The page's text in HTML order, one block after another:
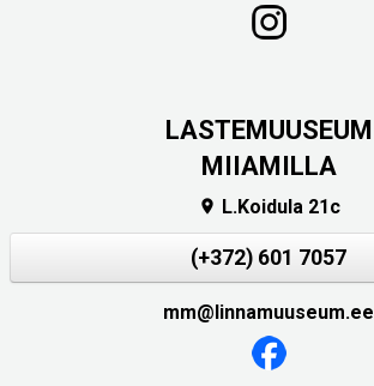
LASTEMUUSEUM
MIIAMILLA
 L.Koidula 21c
(+372) 601 7057
mm@linnamuuseum.ee